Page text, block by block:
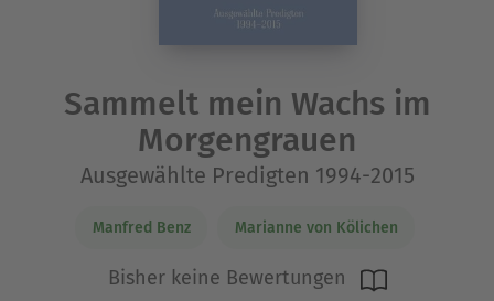
Sammelt mein Wachs im
Morgengrauen
Ausgewählte Predigten 1994-2015
Manfred Benz Marianne von Kölichen
Bisher keine Bewertungen